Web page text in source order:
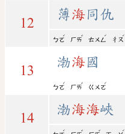
12
薄 海同仇
ㄅㄛ
ˊ
ㄏㄞ
ˇ
ㄊㄨㄥ
ˊ
ㄔㄡ
ˊ
13
渤海國
ㄅㄛ
ˊ
ㄏㄞ
ˇ
ㄍㄨㄛ
ˊ
14
渤海海峽
ˊ ˇ ˇ ˊ